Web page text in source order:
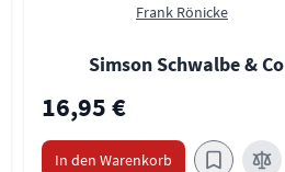
Frank Rönicke
Simson Schwalbe & Co
16,95 €
In den Warenkorb